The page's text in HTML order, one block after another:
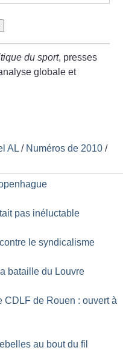
du sport, presses
globale et
AL / Numéros de 2010 /
pas inéluctable
le syndicalisme
bataille du Louvre
CDLF de Rouen : ouvert à
au bout du fil